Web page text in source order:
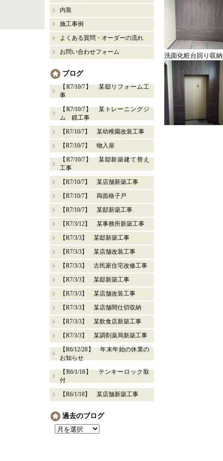
洗面化粧台回り収納
内装
施工事例
よくある質問・オーダーの流れ
お問い合わせフォーム
ブログ
【R7/10/7】 某邸リフォーム工
事
【R7/10/7】 某トレーニングジ
ム 鏡工事
【R7/10/7】 某幼稚園改装工事
【R7/10/7】 物入扉
【R7/10/7】 某邸新築建て替え
工事
【R7/10/7】 某店舗新築工事
【R7/10/7】 両面格子戸
【R7/10/7】 某邸新築工事
【R7/3/12】 某事務所新築工事
【R7/3/3】 某邸新築工事
【R7/3/3】 某店舗改装工事
【R7/3/3】 古民家住宅改修工事
【R7/3/3】 某邸新築工事
【R7/3/3】 某店舗改装工事
【R7/3/3】 某店舗間仕切収納
【R7/3/3】 某飲食店新築工事
【R7/3/3】 某調剤薬局新築工事
【R6/12/28】 年末年始の休業の
お知らせ
【R6/1/18】 テンキーロック取
付
【R6/1/18】 某店舗新築工事
過去のブログ
過
去